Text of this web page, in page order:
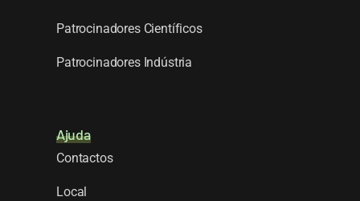
Patrocinadores Científicos
Patrocinadores Indústria
Ajuda
Contactos
Local